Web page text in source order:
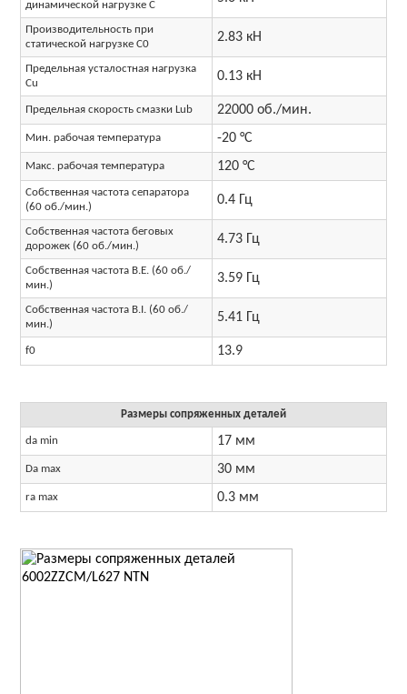
динамической нагрузке C
Производительность при
статической нагрузке C0
2.83 кН
Предельная усталостная нагрузка
Cu
0.13 кН
Предельная скорость смазки Lub 22000 об./мин.
Мин. рабочая температура -20 °C
Макс. рабочая температура 120 °C
Собственная частота сепаратора
(60 об./мин.)
0.4 Гц
Собственная частота беговых
дорожек (60 об./мин.)
4.73 Гц
Собственная частота B.E. (60 об./
мин.)
3.59 Гц
Собственная частота B.I. (60 об./
мин.)
5.41 Гц
f0 13.9
Размеры сопряженных деталей
da min 17 мм
Da max 30 мм
ra max 0.3 мм